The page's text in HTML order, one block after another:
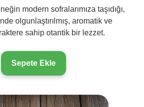
modern sofralarımıza taşıdığı,
olgunlaştırılmış, aromatik ve
sahip otantik bir lezzet.
Sepete Ekle